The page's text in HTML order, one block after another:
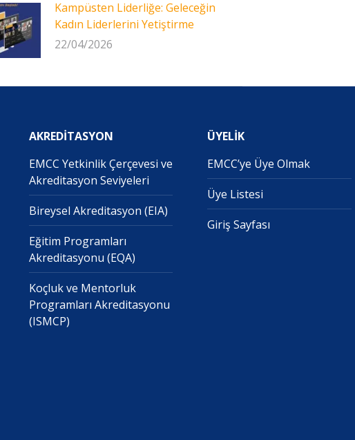
Kampüsten Liderliğe: Geleceğin
Kadın Liderlerini Yetiştirme
22/04/2026
AKREDİTASYON
EMCC Yetkinlik Çerçevesi ve
Akreditasyon Seviyeleri
Bireysel Akreditasyon (EIA)
Eğitim Programları
Akreditasyonu (EQA)
Koçluk ve Mentorluk
Programları Akreditasyonu
(ISMCP)
ÜYELİK
EMCC’ye Üye Olmak
Üye Listesi
Giriş Sayfası